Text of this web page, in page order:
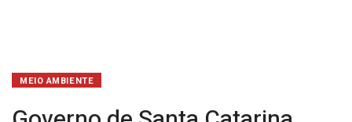
noMEIO AMBIENTE